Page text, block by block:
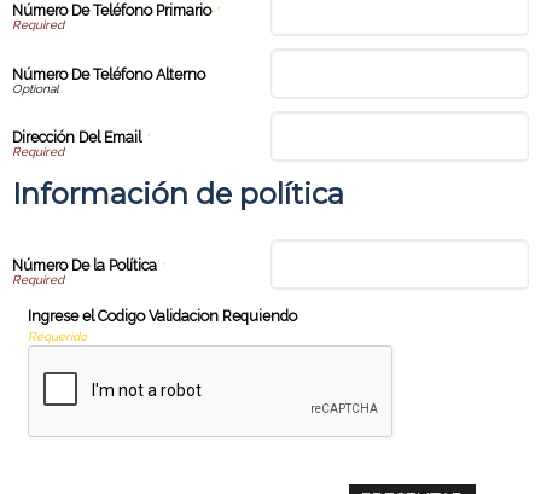
Número De Teléfono Primario*
Número De Teléfono Alterno
Dirección Del Email*
Información de política
Número De la Política *
Ingrese el Codigo Validacion Requiendo
Requerido